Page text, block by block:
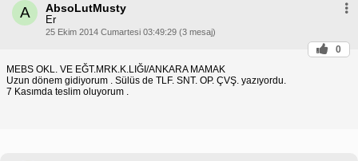
A AbsoLutMusty
Er
25 Ekim 2014 Cumartesi 03:49:29 (3 mesaj)
0
MEBS OKL. VE EĞT.MRK.K.LIĞI/ANKARA MAMAK
Uzun dönem gidiyorum . Sülüs de TLF. SNT. OP. ÇVŞ. yazıyordu.
7 Kasımda teslim oluyorum .